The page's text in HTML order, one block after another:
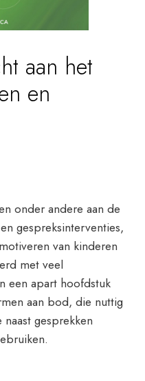
aan het
en
onder andere aan de
gespreksinterventies,
van kinderen
met veel
een apart hoofdstuk
aan bod, die nuttig
gesprekken